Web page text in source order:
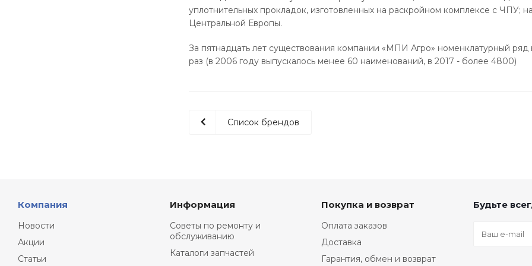
уплотнительных прокладок, изготовленных на раскройном комплексе с ЧПУ;
Центральной Европы.
За пятнадцать лет существования компании «МПИ Агро» номенклатурный
раз (в 2006 году выпускалось менее 60 наименований, в 2017 - более 4800)
Список брендов
Компания
Новости
Акции
Статьи
Информация
Советы по ремонту и
обслуживанию
Каталоги запчастей
Покупка и возврат
Оплата заказов
Доставка
Гарантия, обмен и возврат
Будьте